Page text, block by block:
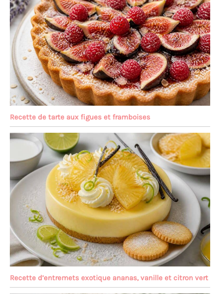
Recette de tarte aux figues et framboises
Recette d’entremets exotique ananas, vanille et citron vert